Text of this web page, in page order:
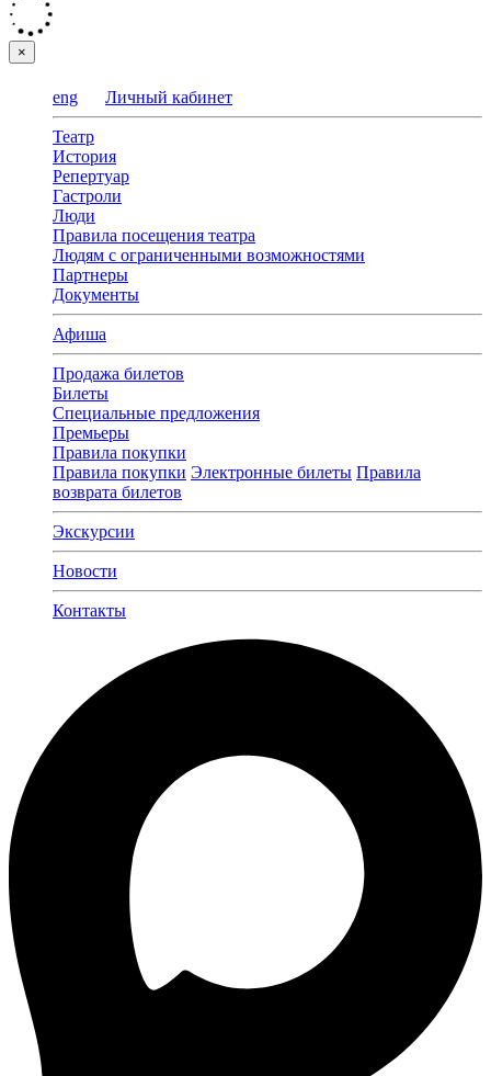
×
eng Личный кабинет
Театр
История
Репертуар
Гастроли
Люди
Правила посещения театра
Людям с ограниченными возможностями
Партнеры
Документы
Афиша
Продажа билетов
Билеты
Специальные предложения
Премьеры
Правила покупки
Правила покупки Электронные билеты Правила
возврата билетов
Экскурсии
Новости
Контакты